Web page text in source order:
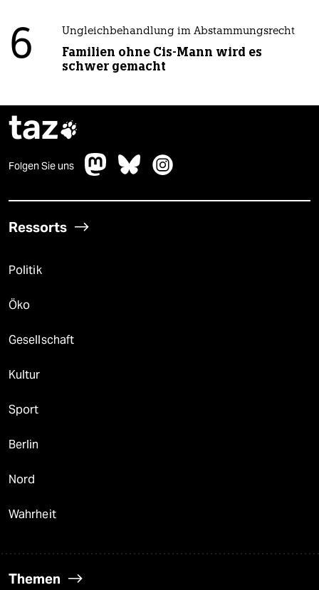
6 Ungleichbehandlung im Abstammungsrecht
Familien ohne Cis-Mann wird es
schwer gemacht
taz
Folgen Sie uns
Ressorts
Politik
Öko
Gesellschaft
Kultur
Sport
Berlin
Nord
Wahrheit
Themen